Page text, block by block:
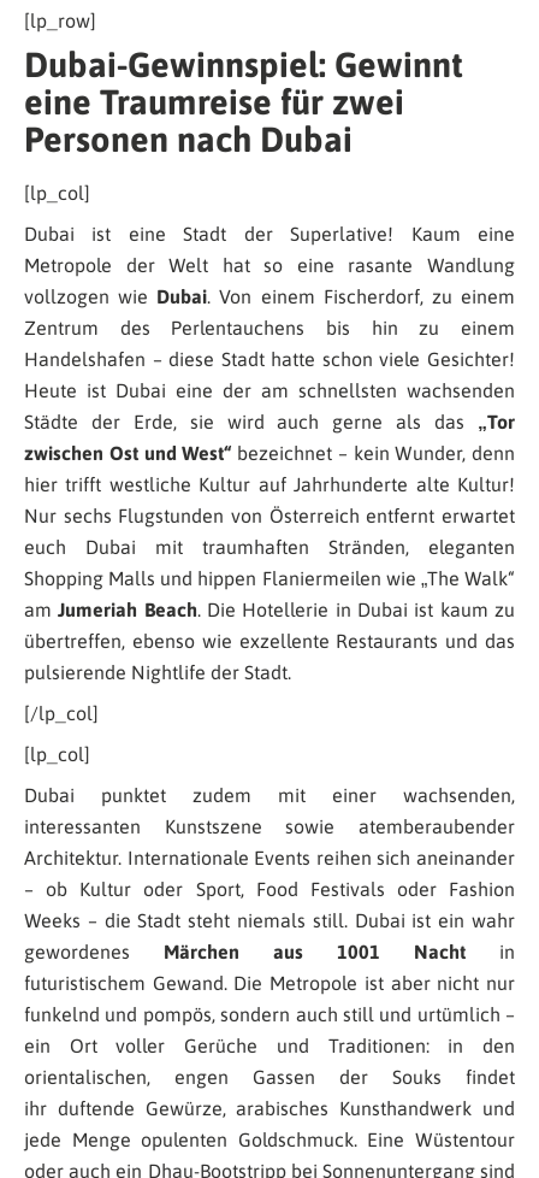
[lp_row]
Dubai-Gewinnspiel: Gewinnt
eine Traumreise für zwei
Personen nach Dubai
[lp_col]
Dubai ist eine Stadt der Superlative! Kaum eine
Metropole der Welt hat so eine rasante Wandlung
vollzogen wie Dubai. Von einem Fischerdorf, zu einem
Zentrum des Perlentauchens bis hin zu einem
Handelshafen – diese Stadt hatte schon viele Gesichter!
Heute ist Dubai eine der am schnellsten wachsenden
Städte der Erde, sie wird auch gerne als das „Tor
zwischen Ost und West“ bezeichnet – kein Wunder, denn
hier trifft westliche Kultur auf Jahrhunderte alte Kultur!
Nur sechs Flugstunden von Österreich entfernt erwartet
euch Dubai mit traumhaften Stränden, eleganten
Shopping Malls und hippen Flaniermeilen wie „The Walk“
amJumeriah Beach. Die Hotellerie in Dubai ist kaum zu
übertreffen, ebenso wie exzellente Restaurants und das
pulsierende Nightlife der Stadt.
[/lp_col]
[lp_col]
Dubai punktet zudem mit einer wachsenden,
interessanten Kunstszene sowie atemberaubender
Architektur. Internationale Events reihen sich aneinander
– ob Kultur oder Sport, Food Festivals oder Fashion
Weeks – die Stadt steht niemals still. Dubai ist ein wahr
gewordenes Märchen aus 1001 Nacht in
futuristischem Gewand. Die Metropole ist aber nicht nur
funkelnd und pompös, sondern auch still und urtümlich –
ein Ort voller Gerüche und Traditionen: in den
orientalischen, engen Gassen der Souks findet
ihr duftende Gewürze, arabisches Kunsthandwerk und
jede Menge opulenten Goldschmuck. Eine Wüstentour
oder auch ein Dhau-Bootstripp bei Sonnenuntergang sind